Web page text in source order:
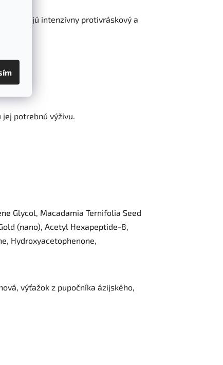
poskytujú intenzívny protivráskový a
jej potrebnú výživu.
Glycol, Macadamia Ternifolia Seed
(nano), Acetyl Hexapeptide-8,
Hydroxyacetophenone,
výťažok z pupočníka ázijského,